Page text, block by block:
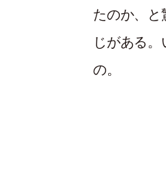
たのか、と
じがある
の。